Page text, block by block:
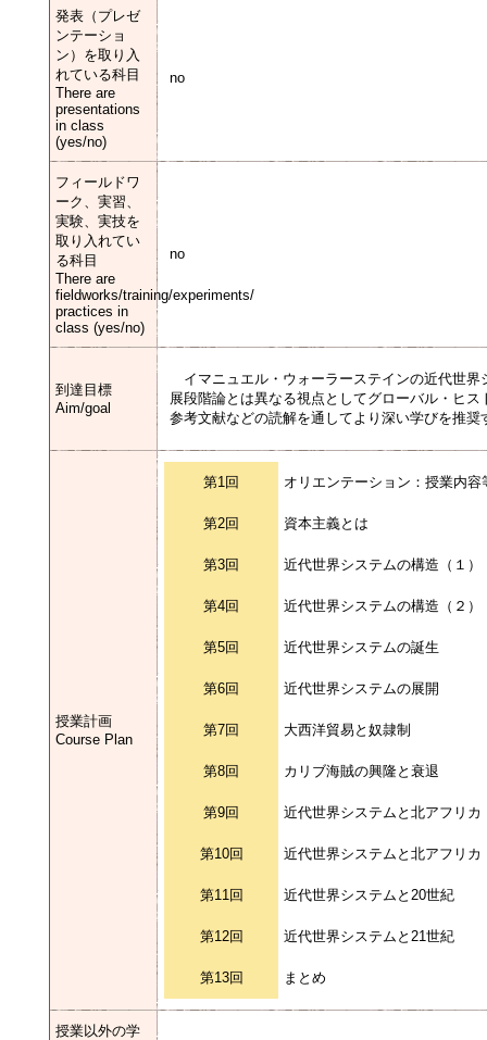
発表（プレゼ
ンテーショ
ン）を取り入
れている科目
There are
presentations
in class
(yes/no)
no
フィールドワ
ーク、実習、
実験、実技を
取り入れてい
る科目
There are
fieldworks/training/experiments/
practices in
class (yes/no)
no
到達目標
Aim/goal
イマニュエル・ウォーラーステインの近代世界
展段階論とは異なる視点としてグローバル・ヒ
参考文献などの読解を通してより深い学びを推
授業計画
Course Plan
第1回 オリエンテーション：授業内
第2回 資本主義とは
第3回 近代世界システムの構造（１）
第4回 近代世界システムの構造（２）
第5回 近代世界システムの誕生
第6回 近代世界システムの展開
第7回 大西洋貿易と奴隷制
第8回 カリブ海賊の興隆と衰退
第9回 近代世界システムと北アフリ
第10回 近代世界システムと北アフリ
第11回 近代世界システムと20世紀
第12回 近代世界システムと21世紀
第13回 まとめ
授業以外の学